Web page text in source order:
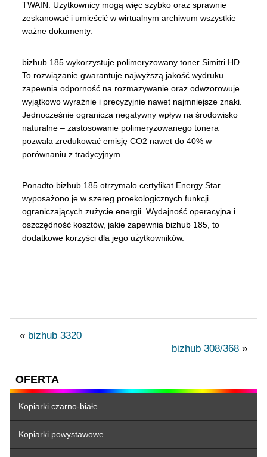
TWAIN. Użytkownicy mogą więc szybko oraz sprawnie
zeskanować i umieścić w wirtualnym archiwum wszystkie
ważne dokumenty.
bizhub 185 wykorzystuje polimeryzowany toner Simitri HD.
To rozwiązanie gwarantuje najwyższą jakość wydruku –
zapewnia odporność na rozmazywanie oraz odwzorowuje
wyjątkowo wyraźnie i precyzyjnie nawet najmniejsze znaki.
Jednocześnie ogranicza negatywny wpływ na środowisko
naturalne – zastosowanie polimeryzowanego tonera
pozwala zredukować emisję CO2 nawet do 40% w
porównaniu z tradycyjnym.
Ponadto bizhub 185 otrzymało certyfikat Energy Star –
wyposażono je w szereg proekologicznych funkcji
ograniczających zużycie energii. Wydajność operacyjna i
oszczędność kosztów, jakie zapewnia bizhub 185, to
dodatkowe korzyści dla jego użytkowników.
« bizhub 3320
bizhub 308/368 »
OFERTA
Kopiarki czarno-białe
Kopiarki powystawowe